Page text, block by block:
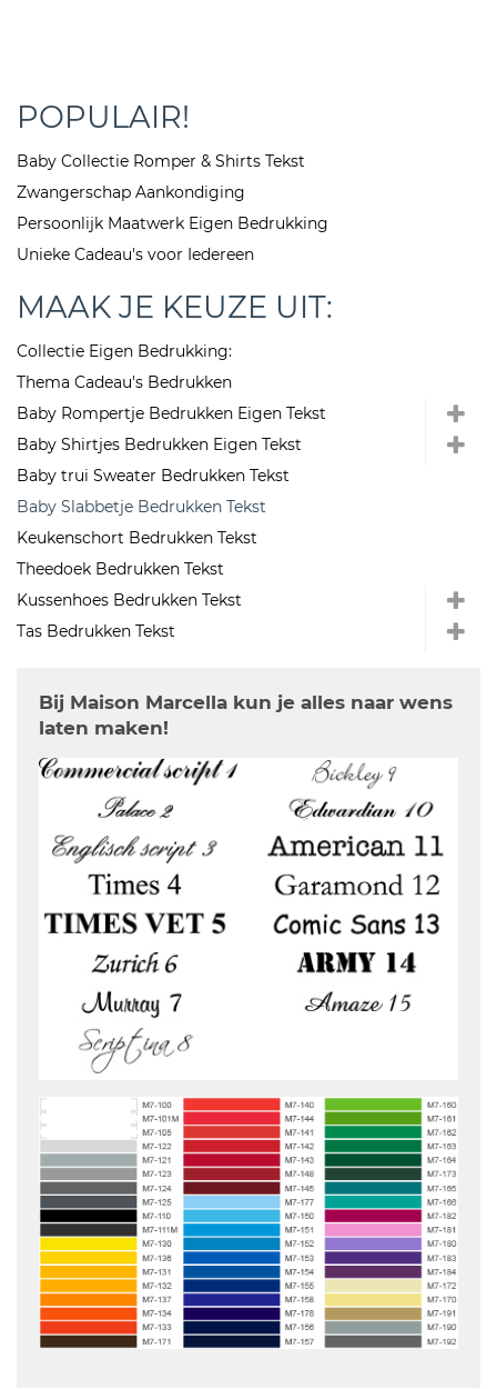
POPULAIR!
Baby Collectie Romper & Shirts Tekst
Zwangerschap Aankondiging
Persoonlijk Maatwerk Eigen Bedrukking
Unieke Cadeau's voor Iedereen
MAAK JE KEUZE UIT:
Collectie Eigen Bedrukking:
Thema Cadeau's Bedrukken
Baby Rompertje Bedrukken Eigen Tekst
Baby Shirtjes Bedrukken Eigen Tekst
Baby trui Sweater Bedrukken Tekst
Baby Slabbetje Bedrukken Tekst
Keukenschort Bedrukken Tekst
Theedoek Bedrukken Tekst
Kussenhoes Bedrukken Tekst
Tas Bedrukken Tekst
Bij Maison Marcella kun je alles naar wens
laten maken!